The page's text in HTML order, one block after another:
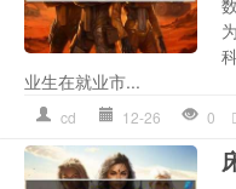
业生在就业市...
cd 12-26 0